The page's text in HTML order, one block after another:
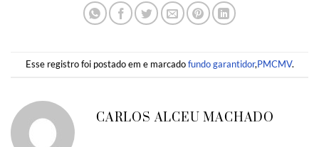
Esse registro foi postado em e marcadofundo garantidor,PMCMV.
CARLOS ALCEU MACHADO